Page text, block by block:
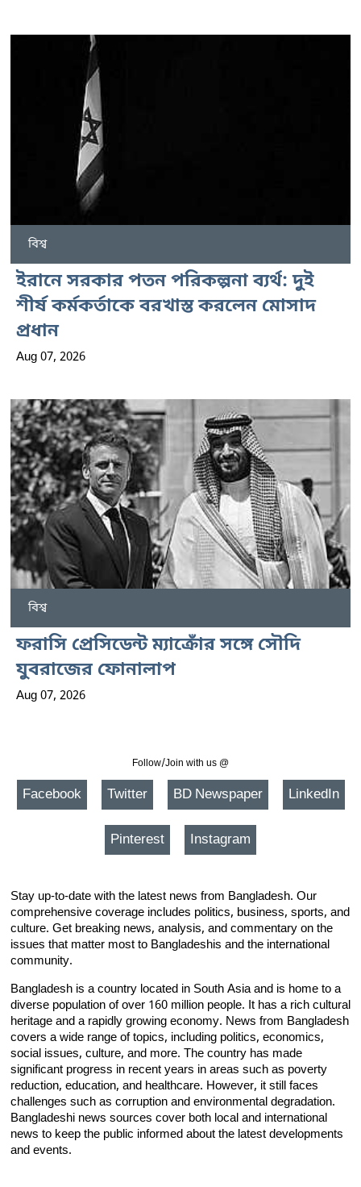
বিশ্ব
ইরানে সরকার পতন পরিকল্পনা ব্যর্থ: দুই
শীর্ষ কর্মকর্তাকে বরখাস্ত করলেন মোসাদ
প্রধান
Aug 07, 2026
বিশ্ব
ফরাসি প্রেসিডেন্ট ম্যাক্রোঁর সঙ্গে সৌদি
যুবরাজের ফোনালাপ
Aug 07, 2026
Follow/Join with us @
Facebook Twitter BD Newspaper LinkedIn
Pinterest Instagram
Stay up-to-date with the latest news from Bangladesh. Our
comprehensive coverage includes politics, business, sports, and
culture. Get breaking news, analysis, and commentary on the
issues that matter most to Bangladeshis and the international
community.
Bangladesh is a country located in South Asia and is home to a
diverse population of over 160 million people. It has a rich cultural
heritage and a rapidly growing economy. News from Bangladesh
covers a wide range of topics, including politics, economics,
social issues, culture, and more. The country has made
significant progress in recent years in areas such as poverty
reduction, education, and healthcare. However, it still faces
challenges such as corruption and environmental degradation.
Bangladeshi news sources cover both local and international
news to keep the public informed about the latest developments
and events.